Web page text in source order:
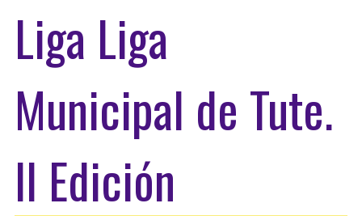
Liga Liga
Municipal de Tute.
II Edición